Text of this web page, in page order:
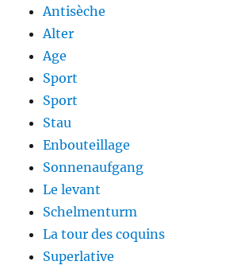
Antisèche
Alter
Age
Sport
Sport
Stau
Enbouteillage
Sonnenaufgang
Le levant
Schelmenturm
La tour des coquins
Superlative